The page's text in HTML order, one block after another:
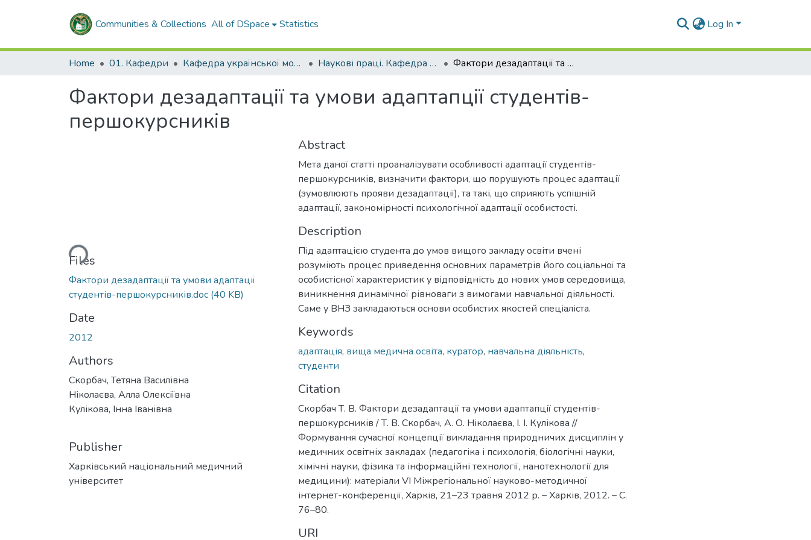
Communities & Collections All of DSpace Statistics Log In
Home 01. Кафедри Кафедра української мови та педагогіки Наукові праці. Кафедра української мови та педагогіки Фактори дезадаптації та умови адаптапції студентів-першокурсників
Фактори дезадаптації та умови адаптапції студентів-
першокурсників
Loading...
Files
Фактори дезадаптації та умови адаптації
студентів-першокурсників.doc (40 KB)
Date
2012
Authors
Скорбач, Тетяна Василівна
Ніколаєва, Алла Олексіївна
Кулікова, Інна Іванівна
Publisher
Харківський національний медичний
університет
Abstract
Мета даної статті проаналізувати особливості адаптації студентів-
першокурсників, визначити фактори, що порушують процес адаптації
(зумовлюють прояви дезадаптації), та такі, що сприяють успішній
адаптації, закономірності психологічної адаптації особистості.
Description
Під адаптацією студента до умов вищого закладу освіти вчені
розуміють процес приведення основних параметрів його соціальної та
особистісної характеристик у відповідність до нових умов середовища,
виникнення динамічної рівноваги з вимогами навчальної діяльності.
Саме у ВНЗ закладаються основи особистих якостей спеціаліста.
Keywords
адаптація, вища медична освіта, куратор, навчальна діяльність,
студенти
Citation
Скорбач Т. В. Фактори дезадаптації та умови адаптапції студентів-
першокурсників / Т. В. Скорбач, А. О. Ніколаєва, І. І. Кулікова //
Формування сучасної концепції викладання природничих дисциплін у
медичних освітніх закладах (педагогіка і психологія, біологічні науки,
хімічні науки, фізика та інформаційні технології, нанотехнології для
медицини): матеріали VI Міжрегіональної науково-методичної
інтернет-конференції, Харків, 21–23 травня 2012 р. – Харків, 2012. – С.
76–80.
URI